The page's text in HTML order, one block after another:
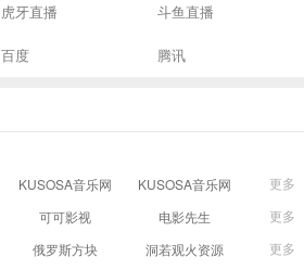
虎牙直播 斗鱼直播
百度 腾讯
KUSOSA音乐网 KUSOSA音乐网
更多
可可影视 电影先生
更多
俄罗斯方块 洞若观火资源
更多